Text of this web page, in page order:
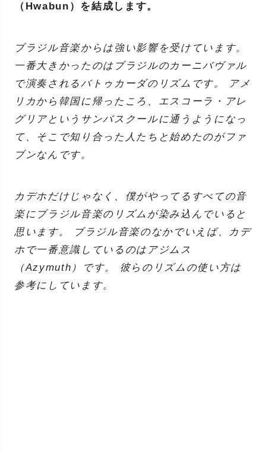
（Hwabun）を結成します。
ブラジル音楽からは強い影響を受けています。
一番大きかったのはブラジルのカーニバヴァル
で演奏されるバトゥカーダのリズムです。 アメ
リカから韓国に帰ったころ、エスコーラ・アレ
グリアというサンバスクールに通うようになっ
て、そこで知り合った人たちと始めたのがファ
ブンなんです。
カデホだけじゃなく、僕がやってるすべての音
楽にブラジル音楽のリズムが染み込んでいると
思います。 ブラジル音楽のなかでいえば、カデ
ホで一番意識しているのはアジムス
（Azymuth）です。 彼らのリズムの使い方は
参考にしています。